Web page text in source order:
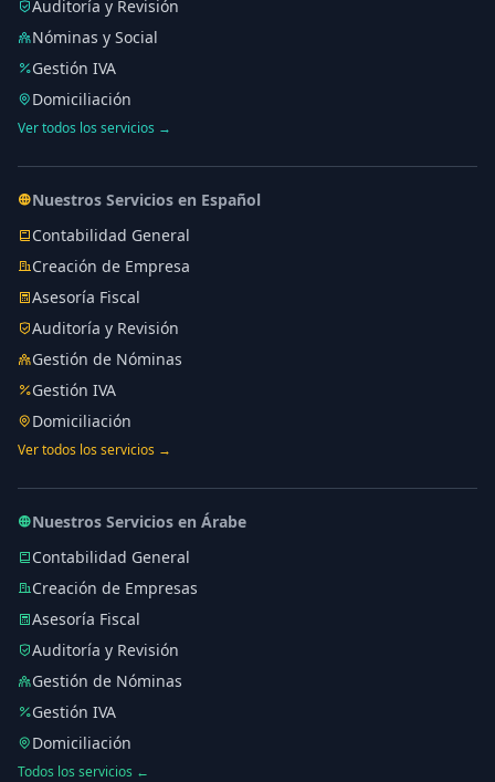
Auditoría y Revisión
Nóminas y Social
Gestión IVA
Domiciliación
Ver todos los servicios →
Nuestros Servicios en Español
Contabilidad General
Creación de Empresa
Asesoría Fiscal
Auditoría y Revisión
Gestión de Nóminas
Gestión IVA
Domiciliación
Ver todos los servicios →
Nuestros Servicios en Árabe
Contabilidad General
Creación de Empresas
Asesoría Fiscal
Auditoría y Revisión
Gestión de Nóminas
Gestión IVA
Domiciliación
Todos los servicios ←